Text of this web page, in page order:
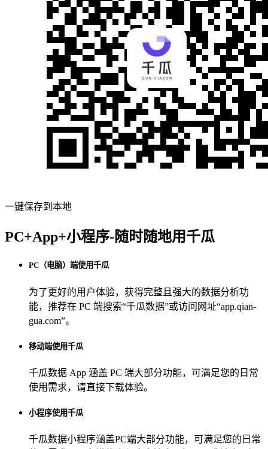
一键保存到本地
PC+App+小程序-随时随地用千瓜
PC（电脑）端使用千瓜
为了更好的用户体验，获得完整且强大的数据分析功
能，推荐在 PC 端搜索“千瓜数据”或访问网址“app.qian-
gua.com”。
移动端使用千瓜
千瓜数据 App 涵盖 PC 端大部分功能，可满足您的日常
使用需求，请直接下载体验。
小程序使用千瓜
千瓜数据小程序涵盖PC端大部分功能，可满足您的日常